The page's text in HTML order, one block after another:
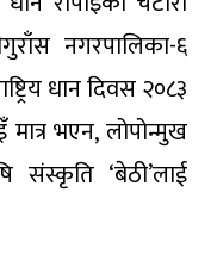
नगरपालिका-६
धान दिवस २०८३
भएन, लोपोन्मुख
‘बेठी’लाई